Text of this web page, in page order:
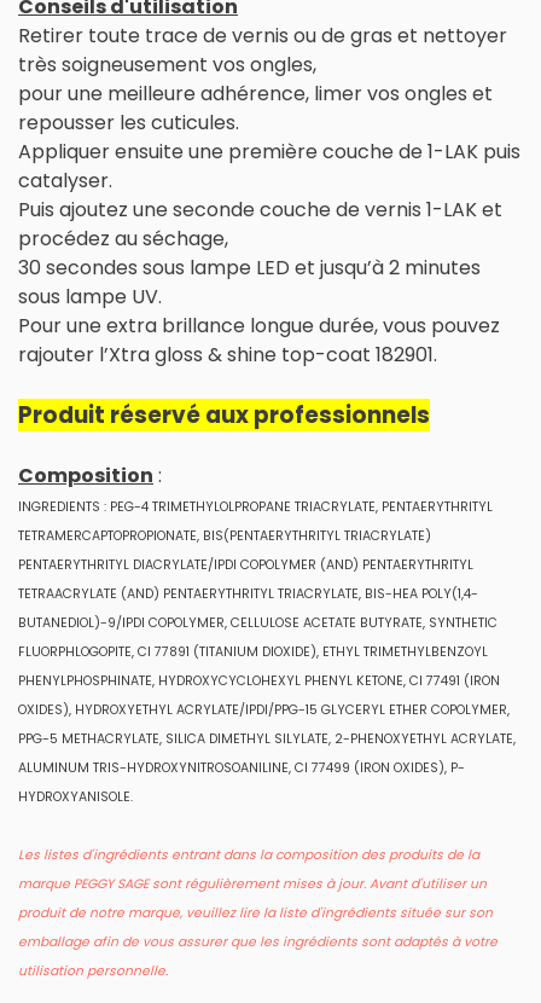
Conseils d'utilisation
Retirer toute trace de vernis ou de gras et nettoyer
très soigneusement vos ongles,
pour une meilleure adhérence, limer vos ongles et
repousser les cuticules.
Appliquer ensuite une première couche de 1-LAK puis
catalyser.
Puis ajoutez une seconde couche de vernis 1-LAK et
procédez au séchage,
30 secondes sous lampe LED et jusqu’à 2 minutes
sous lampe UV.
Pour une extra brillance longue durée, vous pouvez
rajouter l’Xtra gloss & shine top-coat 182901.
Produit réservé aux professionnels
Composition :
INGREDIENTS : PEG-4 TRIMETHYLOLPROPANE TRIACRYLATE, PENTAERYTHRITYL
TETRAMERCAPTOPROPIONATE, BIS(PENTAERYTHRITYL TRIACRYLATE)
PENTAERYTHRITYL DIACRYLATE/IPDI COPOLYMER (AND) PENTAERYTHRITYL
TETRAACRYLATE (AND) PENTAERYTHRITYL TRIACRYLATE, BIS-HEA POLY(1,4-
BUTANEDIOL)-9/IPDI COPOLYMER, CELLULOSE ACETATE BUTYRATE, SYNTHETIC
FLUORPHLOGOPITE, CI 77891 (TITANIUM DIOXIDE), ETHYL TRIMETHYLBENZOYL
PHENYLPHOSPHINATE, HYDROXYCYCLOHEXYL PHENYL KETONE, CI 77491 (IRON
OXIDES), HYDROXYETHYL ACRYLATE/IPDI/PPG-15 GLYCERYL ETHER COPOLYMER,
PPG-5 METHACRYLATE, SILICA DIMETHYL SILYLATE, 2-PHENOXYETHYL ACRYLATE,
ALUMINUM TRIS-HYDROXYNITROSOANILINE, CI 77499 (IRON OXIDES), P-
HYDROXYANISOLE.
Les listes d'ingrédients entrant dans la composition des produits de la
marque PEGGY SAGE sont régulièrement mises à jour. Avant d'utiliser un
produit de notre marque, veuillez lire la liste d'ingrédients située sur son
emballage afin de vous assurer que les ingrédients sont adaptés à votre
utilisation personnelle.